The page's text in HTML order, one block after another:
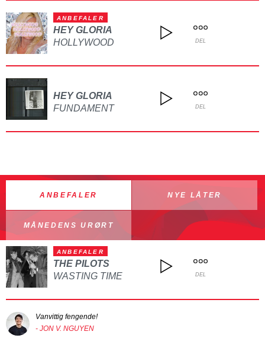
ANBEFALER
HEY GLORIA
HOLLYWOOD
DEL
HEY GLORIA
FUNDAMENT
DEL
ANBEFALER NYE LÅTER
MÅNEDENS URØRT
ANBEFALER
THE PILOTS
WASTING TIME
DEL
Vanvittig fengende!
- JON V. NGUYEN